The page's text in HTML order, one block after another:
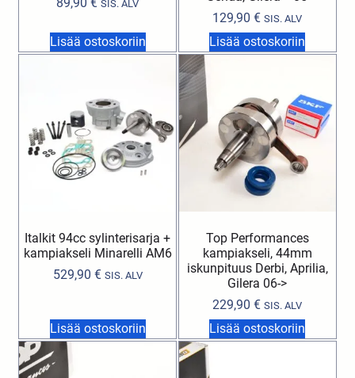
89,90€ SIS. ALV
Lisää ostoskoriin
129,90€ SIS. ALV
Lisää ostoskoriin
Italkit 94cc sylinterisarja +
kampiakseli Minarelli AM6
529,90 € SIS. ALV
Lisää ostoskoriin
Top Performances
kampiakseli, 44mm
iskunpituus Derbi, Aprilia,
Gilera 06->
229,90€ SIS. ALV
Lisää ostoskoriin